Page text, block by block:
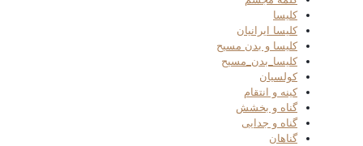
کلیسا
کلیسا ایرانیان
کلیسا و بدن مسیح
کلیسا_بدن_مسیح
کولسیان
کینه و انتقام
گناه و بخشش
گناه و جدایی
گناهان